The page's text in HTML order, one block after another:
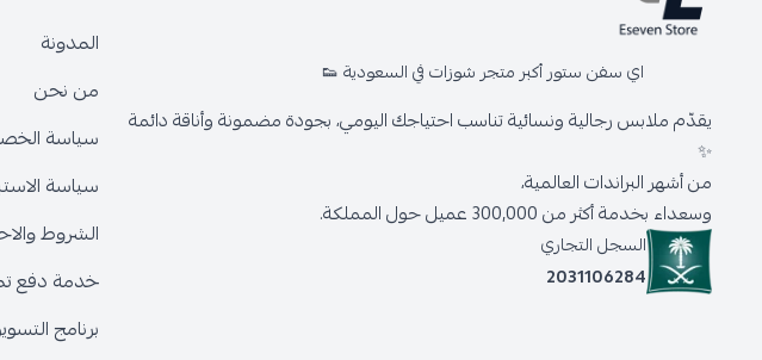
اي سفن ستور أكبر متجر شوزات في السعودية 👟
يقدّم ملابس رجالية ونسائية تناسب احتياجك اليومي، بجودة مضمونة وأناقة دائمة
✨
من أشهر البراندات العالمية،
وسعداء بخدمة أكثر من 300,000 عميل حول المملكة.
السجل التجاري
2031106284
المدونة
من نحن
سياسة
سياسة
الشروط
خدمة دفع
برنامج